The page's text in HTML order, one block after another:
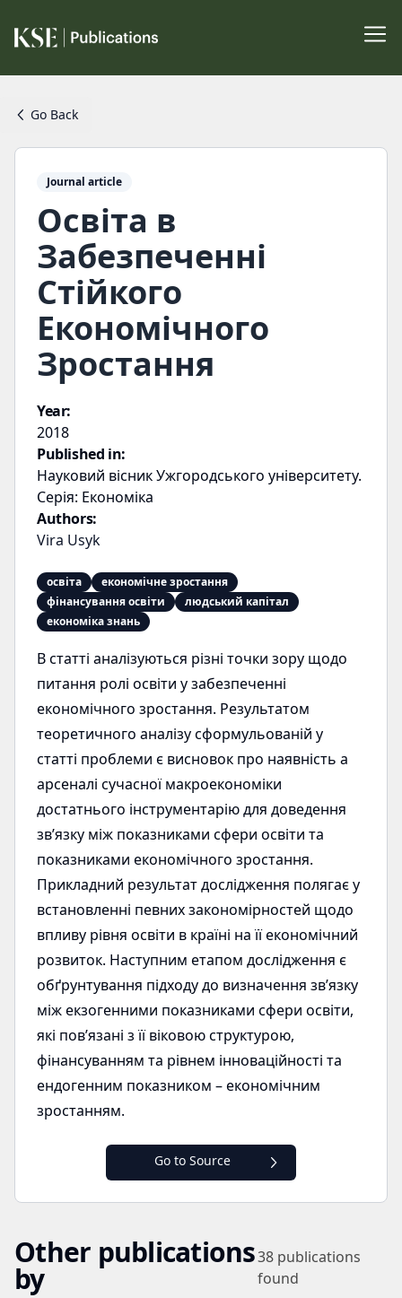
Go Back
Journal article
Освіта в
Забезпеченні
Стійкого
Економічного
Зростання
Year:
2018
Published in:
Науковий вісник Ужгородського університету.
Серія: Економіка
Authors:
Vira Usyk
освіта
економічне зростання
фінансування освіти
людський капітал
економіка знань
В статті аналізуються різні точки зору щодо
питання ролі освіти у забезпеченні
економічного зростання. Результатом
теоретичного аналізу сформульованій у
статті проблеми є висновок про наявність а
арсеналі сучасної макроекономіки
достатнього інструментарію для доведення
зв’язку між показниками сфери освіти та
показниками економічного зростання.
Прикладний результат дослідження полягає у
встановленні певних закономірностей щодо
впливу рівня освіти в країні на її економічний
розвиток. Наступним етапом дослідження є
обґрунтування підходу до визначення зв’язку
між екзогенними показниками сфери освіти,
які пов’язані з її віковою структурою,
фінансуванням та рівнем інноваційності та
ендогенним показником – економічним
зростанням.
Go to Source
Other publications
by
38 publications
found